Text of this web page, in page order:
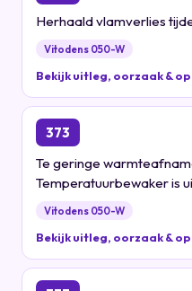
Herhaald vlamverlies
Vitodens 050-W
Bekijk uitleg, oorzaak &
373
Te geringe
Temperatuurbewaker is
Vitodens 050-W
Bekijk uitleg, oorzaak &